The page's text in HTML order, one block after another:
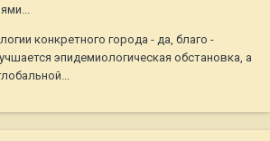
конкретного города - да, благо -
эпидемиологическая обстановка, а